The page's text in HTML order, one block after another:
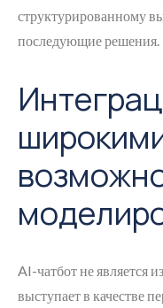
структурированному
последующие решения.
AI-чатбот не является
выступает в качестве